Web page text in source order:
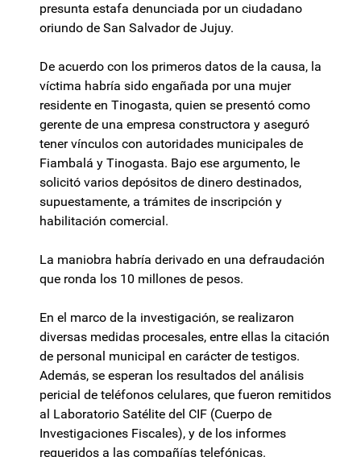
presunta estafa denunciada por un ciudadano
oriundo de San Salvador de Jujuy.
De acuerdo con los primeros datos de la causa, la
víctima habría sido engañada por una mujer
residente en Tinogasta, quien se presentó como
gerente de una empresa constructora y aseguró
tener vínculos con autoridades municipales de
Fiambalá y Tinogasta. Bajo ese argumento, le
solicitó varios depósitos de dinero destinados,
supuestamente, a trámites de inscripción y
habilitación comercial.
La maniobra habría derivado en una defraudación
que ronda los 10 millones de pesos.
En el marco de la investigación, se realizaron
diversas medidas procesales, entre ellas la citación
de personal municipal en carácter de testigos.
Además, se esperan los resultados del análisis
pericial de teléfonos celulares, que fueron remitidos
al Laboratorio Satélite del CIF (Cuerpo de
Investigaciones Fiscales), y de los informes
requeridos a las compañías telefónicas.